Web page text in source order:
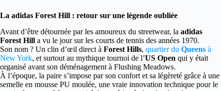
La adidas Forest Hill : retour sur une légende oubliée
Avant d’être détournée par les amoureux du streetwear, la adidas
Forest Hill a vu le jour sur les courts de tennis des années 1970.
Son nom ? Un clin d’œil direct à Forest Hills, quartier du Queens à
New York, et surtout au mythique tournoi de l’US Open qui y était
organisé avant son déménagement à Flushing Meadows.
À l’époque, la paire s’impose par son confort et sa légèreté grâce à une
semelle en mousse PU moulée, une vraie innovation technique pour le